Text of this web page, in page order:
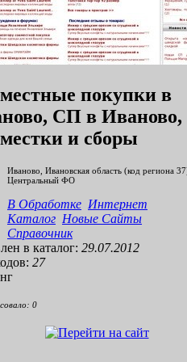
покупки в
СП в Иваново,
и сборы
Иваново, Ивановская область (код региона
Центральный ФО
В Обработке Интернет
Каталог Новые Сайты
Справочник
в каталог: 29.07.2012
27
0